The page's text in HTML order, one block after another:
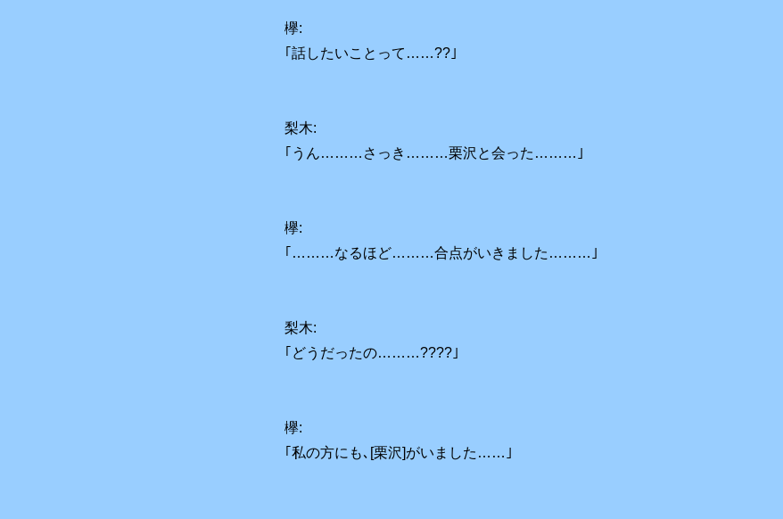
欅:
｢話したいことって……??｣
梨木:
｢うん………さっき………栗沢と会った………｣
欅:
｢………なるほど………合点がいきました………｣
梨木:
｢どうだったの………????｣
欅:
｢私の方にも､[栗沢]がいました……｣